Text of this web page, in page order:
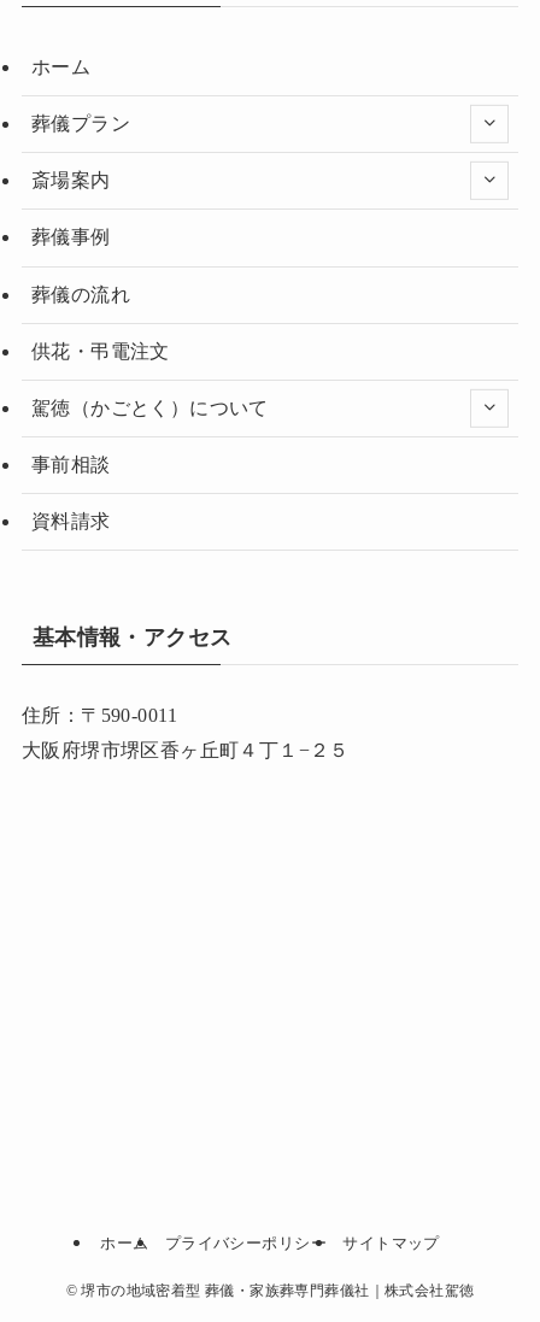
ホーム
葬儀プラン
斎場案内
葬儀事例
葬儀の流れ
供花・弔電注文
駕徳（かごとく）について
事前相談
資料請求
基本情報・アクセス
住所：〒590-0011
大阪府堺市堺区香ヶ丘町４丁１−２５
ホーム プライバシーポリシー サイトマップ
© 堺市の地域密着型 葬儀・家族葬専門葬儀社｜株式会社駕徳